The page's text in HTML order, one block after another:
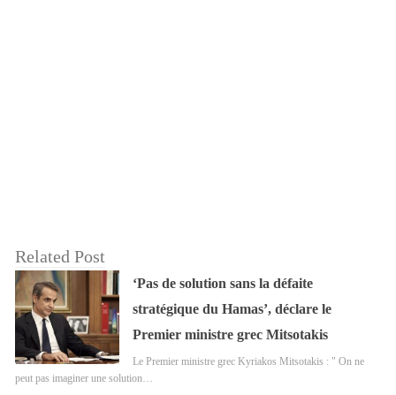
Related Post
‘Pas de solution sans la défaite
stratégique du Hamas’, déclare le
Premier ministre grec Mitsotakis
Le Premier ministre grec Kyriakos Mitsotakis : " On ne
peut pas imaginer une solution…